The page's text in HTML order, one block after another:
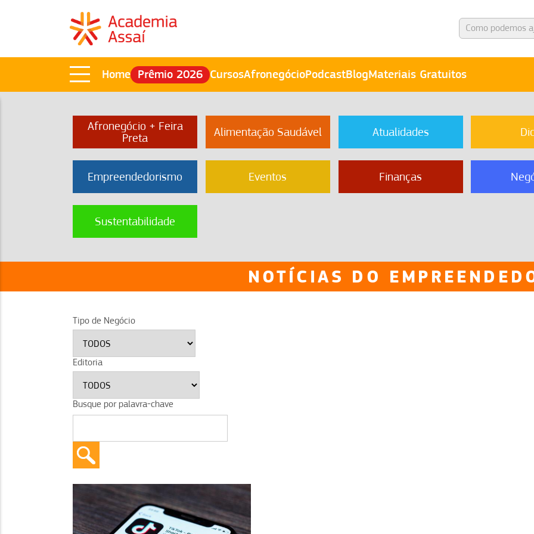
Home Prêmio 2026 CursosAfronegócioPodcastBlogMateriais Gratuitos
Afronegócio + Feira
Preta
Alimentação Saudável Atualidades
Empreendedorismo Eventos Finanças
Sustentabilidade
NOTÍCIAS DO
Tipo de Negócio
Editoria
Busque por palavra-chave